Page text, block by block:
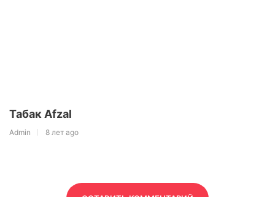
Табак Afzal
Admin 8 лет ago